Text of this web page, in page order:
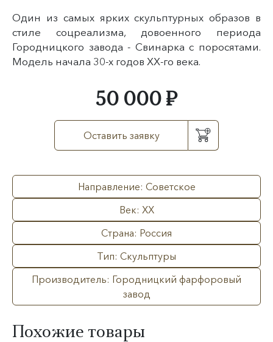
Один из самых ярких скульптурных образов в
стиле соцреализма, довоенного периода
Городницкого завода - Свинарка с поросятами.
Модель начала 30-х годов XX-го века.
50 000 ₽
Оставить заявку
Направление: Советское
Век: XX
Страна: Россия
Тип: Скульптуры
Производитель: Городницкий фарфоровый
завод
Похожие товары